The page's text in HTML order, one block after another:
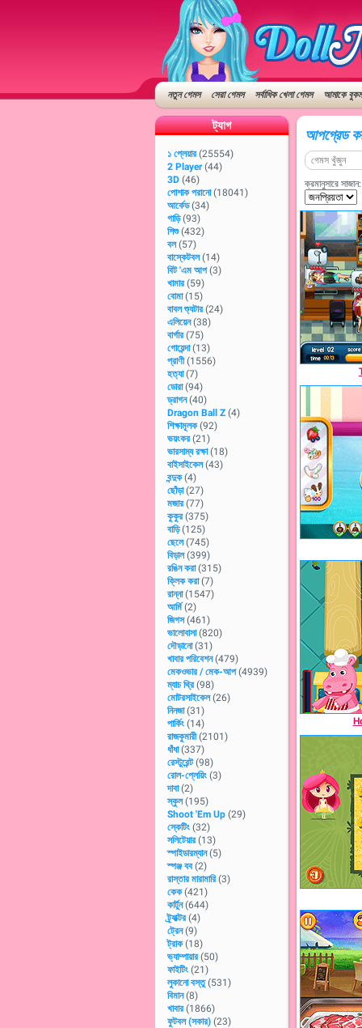
নতুন গেমস সেরা গেমস সর্বাধিক খেলা গেমস আমাকে
ট্যাগ
১ প্লেয়ার (25554)
2 Player (44)
3D (46)
পোশাক পরানো (18041)
আর্কেড (34)
গাড়ি (93)
শিশু (432)
বল (57)
বাস্কেটবল (14)
বিট 'এম আপ (3)
খামার (59)
বোমা (15)
বাবল শ্যুটার (24)
এলিয়েন (38)
বার্গার (75)
গোয়েন্দা (13)
প্রাণী (1556)
হত্যা (7)
ডোরা (94)
ড্রাগন (40)
Dragon Ball Z (4)
শিক্ষামূলক (92)
ভয়ংকর (21)
ভারসাম্য রক্ষা (18)
বাইসাইকেল (43)
বন্দুক (4)
ছোঁড়া (27)
মজার (77)
কুকুর (375)
বাড়ি (125)
ছেলে (745)
বিড়াল (399)
রঙিন করা (315)
ক্লিক করা (7)
রান্না (1547)
আর্মি (2)
জিগস (461)
ভালোবাসা (820)
দৌড়ানো (31)
খাবার পরিবেশন (479)
মেকওভার / মেক-আপ (4939)
ম্যাচ থ্রি (98)
মোটরসাইকেল (26)
নিনজা (31)
পার্কিং (14)
রাজকুমারী (2101)
ধাঁধা (337)
রেস্টুরেন্ট (98)
রোল-প্লেয়িং (3)
দাবা (2)
স্কুল (195)
Shoot 'Em Up (29)
স্কেটিং (32)
সলিটেয়ার (13)
স্পাইডারম্যান (5)
স্পঞ্জ বব (2)
রাস্তার মারামারি (3)
কেক (421)
কার্টুন (644)
ট্র্যাক্টর (4)
ট্রেন (9)
ট্রাক (18)
ভ্যাম্পায়ার (50)
ফাইটিং (21)
লুকানো বস্তু (531)
বিমান (8)
খাবার (1866)
ফুটবল (সকার) (23)
আপগ্রেড
ক্রমানুসারে সাজান: